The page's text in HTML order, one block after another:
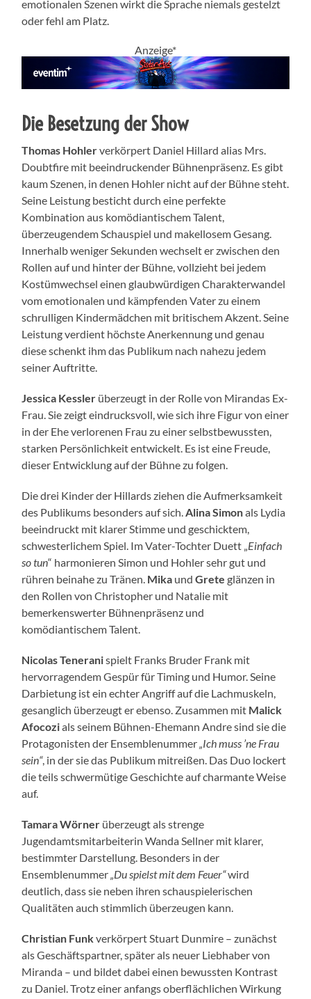
emotionalen Szenen wirkt die Sprache niemals gestelzt
oder fehl am Platz.
Anzeige*
Die Besetzung der Show
Thomas Hohlerverkörpert Daniel Hillard alias Mrs.
Doubtfire mit beeindruckender Bühnenpräsenz. Es gibt
kaum Szenen, in denen Hohler nicht auf der Bühne steht.
Seine Leistung besticht durch eine perfekte
Kombination aus komödiantischem Talent,
überzeugendem Schauspiel und makellosem Gesang.
Innerhalb weniger Sekunden wechselt er zwischen den
Rollen auf und hinter der Bühne, vollzieht bei jedem
Kostümwechsel einen glaubwürdigen Charakterwandel
vom emotionalen und kämpfenden Vater zu einem
schrulligen Kindermädchen mit britischem Akzent. Seine
Leistung verdient höchste Anerkennung und genau
diese schenkt ihm das Publikum nach nahezu jedem
seiner Auftritte.
Jessica Kessler überzeugt in der Rolle von Mirandas Ex-
Frau. Sie zeigt eindrucksvoll, wie sich ihre Figur von einer
in der Ehe verlorenen Frau zu einer selbstbewussten,
starken Persönlichkeit entwickelt. Es ist eine Freude,
dieser Entwicklung auf der Bühne zu folgen.
Die drei Kinder der Hillards ziehen die Aufmerksamkeit
des Publikums besonders auf sich.Alina Simonals Lydia
beeindruckt mit klarer Stimme und geschicktem,
schwesterlichem Spiel. Im Vater-Tochter Duett „Einfach
so tun“ harmonieren Simon und Hohler sehr gut und
rühren beinahe zu Tränen. Mika undGrete glänzen in
den Rollen von Christopher und Natalie mit
bemerkenswerter Bühnenpräsenz und
komödiantischem Talent.
Nicolas Teneranispielt Franks Bruder Frank mit
hervorragendem Gespür für Timing und Humor. Seine
Darbietung ist ein echter Angriff auf die Lachmuskeln,
gesanglich überzeugt er ebenso. Zusammen mit Malick
Afocozials seinem Bühnen-Ehemann Andre sind sie die
Protagonisten der Ensemblenummer„Ich muss ’ne Frau
sein“, in der sie das Publikum mitreißen. Das Duo lockert
die teils schwermütige Geschichte auf charmante Weise
auf.
Tamara Wörner überzeugt als strenge
Jugendamtsmitarbeiterin Wanda Sellner mit klarer,
bestimmter Darstellung. Besonders in der
Ensemblenummer„Du spielst mit dem Feuer“wird
deutlich, dass sie neben ihren schauspielerischen
Qualitäten auch stimmlich überzeugen kann.
Christian Funkverkörpert Stuart Dunmire – zunächst
als Geschäftspartner, später als neuer Liebhaber von
Miranda – und bildet dabei einen bewussten Kontrast
zu Daniel. Trotz einer anfangs oberflächlichen Wirkung